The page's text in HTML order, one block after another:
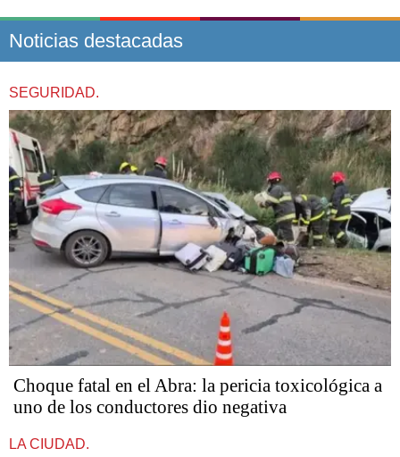
Noticias destacadas
SEGURIDAD.
Choque fatal en el Abra: la pericia toxicológica a
uno de los conductores dio negativa
LA CIUDAD.